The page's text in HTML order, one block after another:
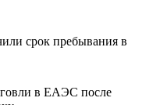
срок пребывания в